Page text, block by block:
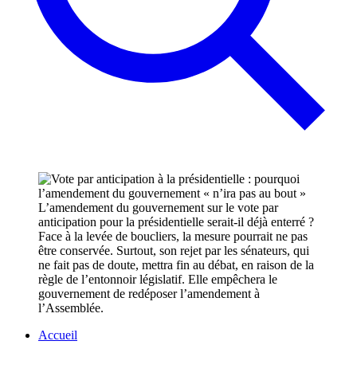
L’amendement du gouvernement sur le vote par
anticipation pour la présidentielle serait-il déjà enterré ?
Face à la levée de boucliers, la mesure pourrait ne pas
être conservée. Surtout, son rejet par les sénateurs, qui
ne fait pas de doute, mettra fin au débat, en raison de la
règle de l’entonnoir législatif. Elle empêchera le
gouvernement de redéposer l’amendement à
l’Assemblée.
Accueil